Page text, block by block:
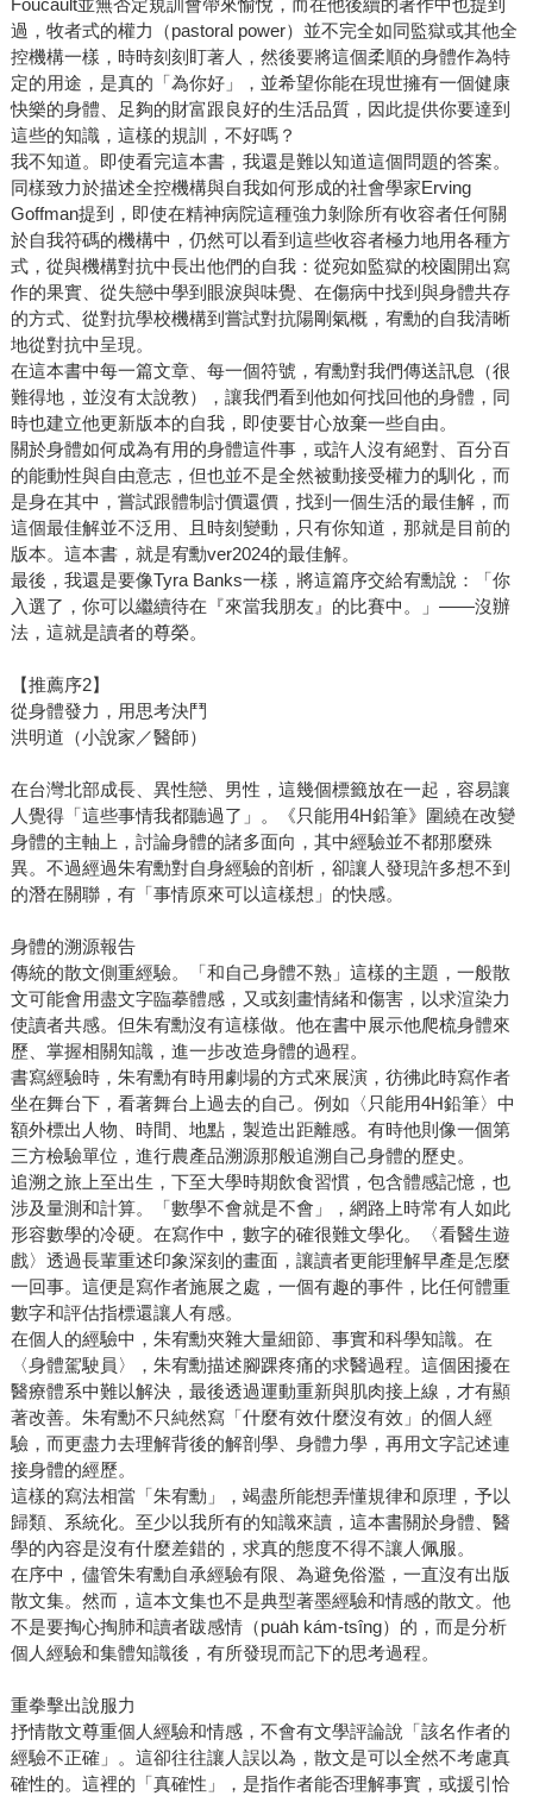
Foucault並無否定規訓會帶來愉悅，而在他後續的著作中也提到
過，牧者式的權力（pastoral power）並不完全如同監獄或其他全
控機構一樣，時時刻刻盯著人，然後要將這個柔順的身體作為特
定的用途，是真的「為你好」，並希望你能在現世擁有一個健康
快樂的身體、足夠的財富跟良好的生活品質，因此提供你要達到
這些的知識，這樣的規訓，不好嗎？
我不知道。即使看完這本書，我還是難以知道這個問題的答案。
同樣致力於描述全控機構與自我如何形成的社會學家Erving
Goffman提到，即使在精神病院這種強力剝除所有收容者任何關
於自我符碼的機構中，仍然可以看到這些收容者極力地用各種方
式，從與機構對抗中長出他們的自我：從宛如監獄的校園開出寫
作的果實、從失戀中學到眼淚與味覺、在傷病中找到與身體共存
的方式、從對抗學校機構到嘗試對抗陽剛氣概，宥勳的自我清晰
地從對抗中呈現。
在這本書中每一篇文章、每一個符號，宥勳對我們傳送訊息（很
難得地，並沒有太說教），讓我們看到他如何找回他的身體，同
時也建立他更新版本的自我，即使要甘心放棄一些自由。
關於身體如何成為有用的身體這件事，或許人沒有絕對、百分百
的能動性與自由意志，但也並不是全然被動接受權力的馴化，而
是身在其中，嘗試跟體制討價還價，找到一個生活的最佳解，而
這個最佳解並不泛用、且時刻變動，只有你知道，那就是目前的
版本。這本書，就是宥勳ver2024的最佳解。
最後，我還是要像Tyra Banks一樣，將這篇序交給宥勳說：「你
入選了，你可以繼續待在『來當我朋友』的比賽中。」——沒辦
法，這就是讀者的尊榮。
【推薦序2】
從身體發力，用思考決鬥
洪明道（小說家／醫師）
在台灣北部成長、異性戀、男性，這幾個標籤放在一起，容易讓
人覺得「這些事情我都聽過了」。《只能用4H鉛筆》圍繞在改變
身體的主軸上，討論身體的諸多面向，其中經驗並不都那麼殊
異。不過經過朱宥勳對自身經驗的剖析，卻讓人發現許多想不到
的潛在關聯，有「事情原來可以這樣想」的快感。
身體的溯源報告
傳統的散文側重經驗。「和自己身體不熟」這樣的主題，一般散
文可能會用盡文字臨摹體感，又或刻畫情緒和傷害，以求渲染力
使讀者共感。但朱宥勳沒有這樣做。他在書中展示他爬梳身體來
歷、掌握相關知識，進一步改造身體的過程。
書寫經驗時，朱宥勳有時用劇場的方式來展演，彷彿此時寫作者
坐在舞台下，看著舞台上過去的自己。例如〈只能用4H鉛筆〉中
額外標出人物、時間、地點，製造出距離感。有時他則像一個第
三方檢驗單位，進行農產品溯源那般追溯自己身體的歷史。
追溯之旅上至出生，下至大學時期飲食習慣，包含體感記憶，也
涉及量測和計算。「數學不會就是不會」，網路上時常有人如此
形容數學的冷硬。在寫作中，數字的確很難文學化。〈看醫生遊
戲〉透過長輩重述印象深刻的畫面，讓讀者更能理解早產是怎麼
一回事。這便是寫作者施展之處，一個有趣的事件，比任何體重
數字和評估指標還讓人有感。
在個人的經驗中，朱宥勳夾雜大量細節、事實和科學知識。在
〈身體駕駛員〉，朱宥勳描述腳踝疼痛的求醫過程。這個困擾在
醫療體系中難以解決，最後透過運動重新與肌肉接上線，才有顯
著改善。朱宥勳不只純然寫「什麼有效什麼沒有效」的個人經
驗，而更盡力去理解背後的解剖學、身體力學，再用文字記述連
接身體的經歷。
這樣的寫法相當「朱宥勳」，竭盡所能想弄懂規律和原理，予以
歸類、系統化。至少以我所有的知識來讀，這本書關於身體、醫
學的內容是沒有什麼差錯的，求真的態度不得不讓人佩服。
在序中，儘管朱宥勳自承經驗有限、為避免俗濫，一直沒有出版
散文集。然而，這本文集也不是典型著墨經驗和情感的散文。他
不是要掏心掏肺和讀者跋感情（pua̍h kám-tsîng）的，而是分析
個人經驗和集體知識後，有所發現而記下的思考過程。
重拳擊出說服力
抒情散文尊重個人經驗和情感，不會有文學評論說「該名作者的
經驗不正確」。這卻往往讓人誤以為，散文是可以全然不考慮真
確性的。這裡的「真確性」，是指作者能否理解事實，或援引恰